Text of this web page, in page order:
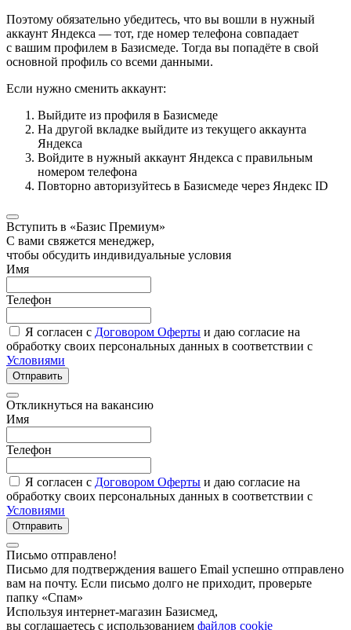
Поэтому обязательно убедитесь, что вы вошли в нужный
аккаунт Яндекса — тот, где номер телефона совпадает
с вашим профилем в Базисмеде. Тогда вы попадёте в свой
основной профиль со всеми данными.
Если нужно сменить аккаунт:
Выйдите из профиля в Базисмеде
На другой вкладке выйдите из текущего аккаунта
Яндекса
Войдите в нужный аккаунт Яндекса с правильным
номером телефона
Повторно авторизуйтесь в Базисмеде через Яндекс ID
Вступить в «Базис Премиум»
С вами свяжется менеджер,
чтобы обсудить индивидуальные условия
Имя
Телефон
Я согласен с Договором Оферты и даю согласие на
обработку своих персональных данных в соответствии с
Условиями
Отправить
Откликнуться на вакансию
Имя
Телефон
Я согласен с Договором Оферты и даю согласие на
обработку своих персональных данных в соответствии с
Условиями
Отправить
Письмо отправлено!
Письмо для подтверждения вашего Email успешно отправлено
вам на почту. Если письмо долго не приходит, проверьте
папку «Спам»
Используя интернет-магазин Базисмед,
вы соглашаетесь с использованием файлов cookie